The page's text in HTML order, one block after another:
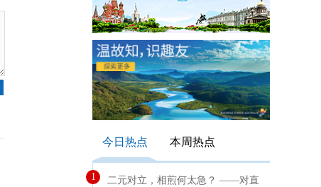
今日热点 本周热点
1
二元对立，相煎何太急？ ——对直